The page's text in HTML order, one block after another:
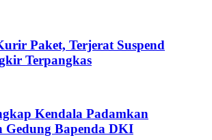
Paket, Terjerat Suspend
Terpangkas
Kendala Padamkan
Gedung Bapenda DKI